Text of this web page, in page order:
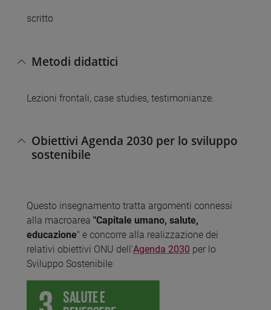
scritto
Metodi didattici
Lezioni frontali, case studies, testimonianze.
Obiettivi Agenda 2030 per lo sviluppo
sostenibile
Questo insegnamento tratta argomenti connessi
alla macroarea "Capitale umano, salute,
educazione" e concorre alla realizzazione dei
relativi obiettivi ONU dell'Agenda 2030 per lo
Sviluppo Sostenibile